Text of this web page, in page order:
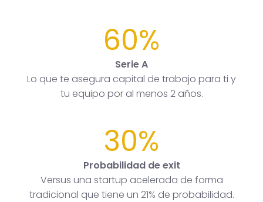
60%
Serie A
Lo que te asegura capital de trabajo para ti y
tu equipo por al menos 2 años.
30%
Probabilidad de exit
Versus una startup acelerada de forma
tradicional que tiene un 21% de probabilidad.